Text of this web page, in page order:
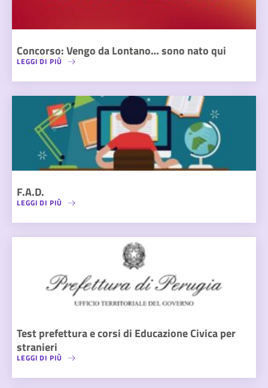
Concorso: Vengo da Lontano… sono nato qui
LEGGI DI PIÙ
F.A.D.
LEGGI DI PIÙ
Test prefettura e corsi di Educazione Civica per
stranieri
LEGGI DI PIÙ